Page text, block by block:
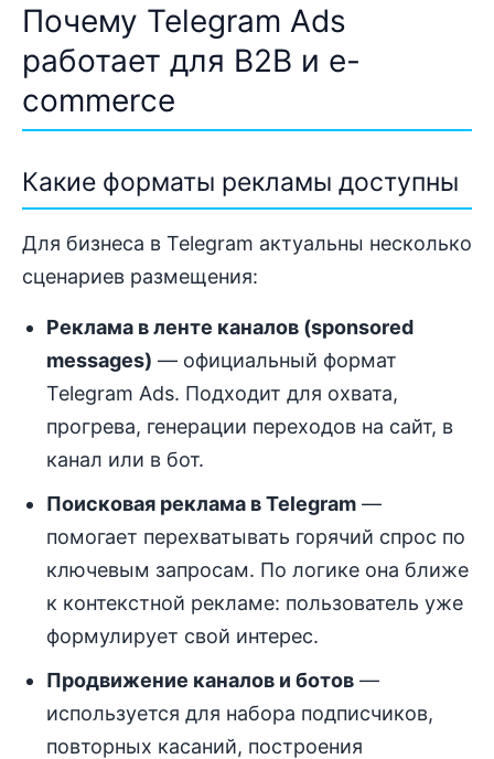
Почему Telegram Ads
работает для B2B и e-
commerce
Какие форматы рекламы доступны
Для бизнеса в Telegram актуальны несколько
сценариев размещения:
Реклама в ленте каналов (sponsored
messages) — официальный формат
Telegram Ads. Подходит для охвата,
прогрева, генерации переходов на сайт, в
канал или в бот.
Поисковая реклама в Telegram —
помогает перехватывать горячий спрос по
ключевым запросам. По логике она ближе
к контекстной рекламе: пользователь уже
формулирует свой интерес.
Продвижение каналов и ботов —
используется для набора подписчиков,
повторных касаний, построения